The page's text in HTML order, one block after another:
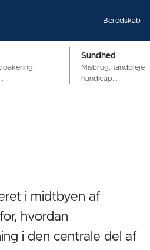
Beredskab
Sundhed
Misbrug, tandpleje,
handicap...
i midtbyen af
hvordan
i den centrale del af